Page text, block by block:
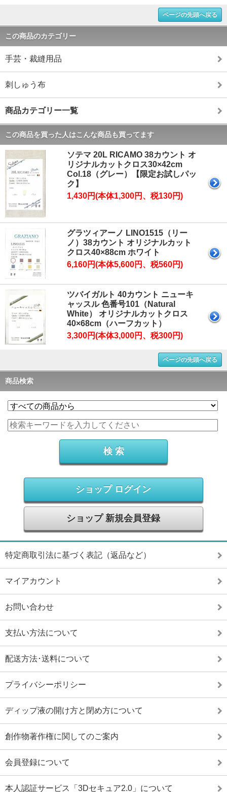
ページの先頭へ戻る
この商品のカテゴリー
手芸・裁縫用品
刺しゅう布
商品カテゴリー一覧
この商品を買った人はこんな商品も買ってます
ソテマ 20L RICAMO 38カウント オ
リジナルカットクロス30×42cm
Col.18（グレー）【限定お試しパッ
ク】
1,430円(本体1,300円、税130円)
グラツィアーノ LINO1515（リー
ノ）38カウント オリジナルカット
クロス40×88cm ホワイト
6,160円(本体5,600円、税560円)
ツバイガルト 40カウント ニューキ
ャッスル 色番号101（Natural
White） オリジナルカットクロス
40×68cm（ハーフカット）
3,300円(本体3,000円、税300円)
ページの先頭へ戻る
商品検索
ショップ ログイン
ショップ 新規会員登録
特定商取引法に基づく表記（返品など）
マイアカウント
お問い合わせ
支払い方法について
配送方法･送料について
プライバシーポリシー
ディップ液の開け方と閉め方について
創作物著作権に関してのご案内
会員登録について
本人認証サービス「3Dセキュア2.0」について